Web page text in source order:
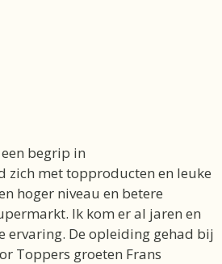
begrip in
zich met topproducten en leuke
hoger niveau en betere
Ik kom er al jaren en
ervaring. De opleiding gehad bij
Toppers groeten Frans